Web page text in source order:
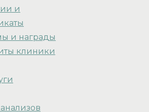
и
и награды
клиники